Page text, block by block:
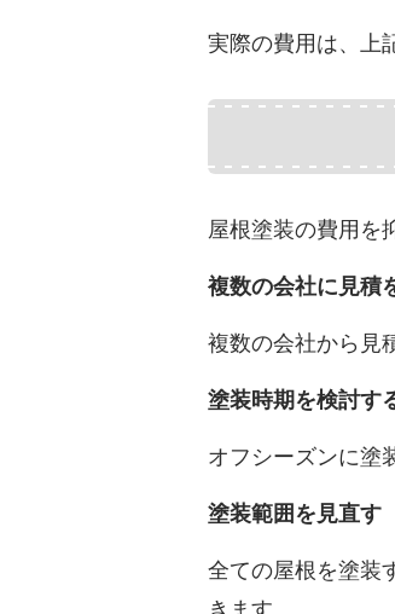
実際の費用は、上
屋根塗装の費用を
複数の会社に見積
複数の会社から見
塗装時期を検討す
オフシーズンに塗
塗装範囲を見直す
全ての屋根を塗装
きます。